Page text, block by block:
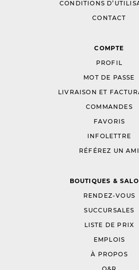
CONDITIONS
CONTACT
COMPTE
PROFIL
MOT DE PASSE
LIVRAISON ET
COMMANDES
FAVORIS
INFOLETTRE
RÉFÉREZ UN AMI
BOUTIQUES &
RENDEZ-VOUS
SUCCURSALES
LISTE DE PRIX
EMPLOIS
À PROPOS